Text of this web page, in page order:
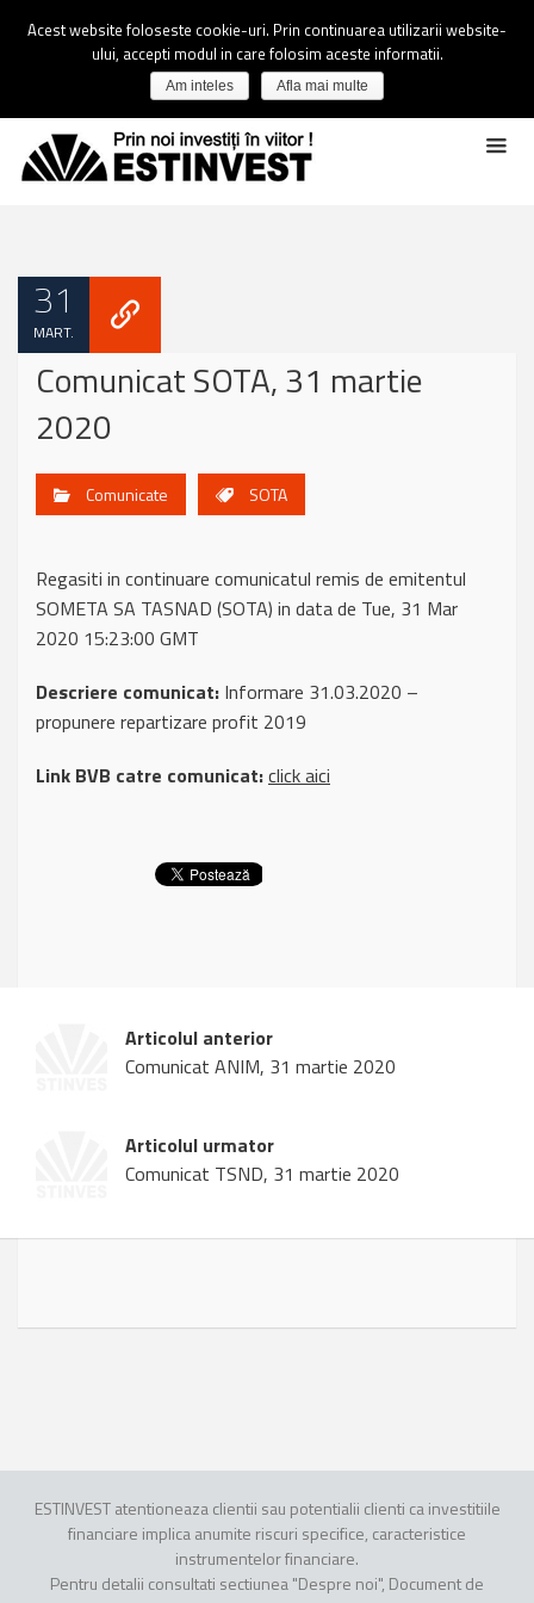
31
MART.
Comunicat SOTA, 31 martie
2020
Comunicate SOTA
Regasiti in continuare comunicatul remis de emitentul
SOMETA SA TASNAD (SOTA) in data de Tue, 31 Mar
2020 15:23:00 GMT
Descriere comunicat: Informare 31.03.2020 –
propunere repartizare profit 2019
Link BVB catre comunicat:click aici
Articolul anterior
Comunicat ANIM, 31 martie 2020
Articolul urmator
Comunicat TSND, 31 martie 2020
ESTINVEST atentioneaza clientii sau potentialii clienti ca investitiile
financiare implica anumite riscuri specifice, caracteristice
instrumentelor financiare.
Pentru detalii consultati sectiunea "Despre noi", Document de
Acest website foloseste cookie-uri. Prin continuarea utilizarii website-
ului, accepti modul in care folosim aceste informatii.
Am inteles Afla mai multe